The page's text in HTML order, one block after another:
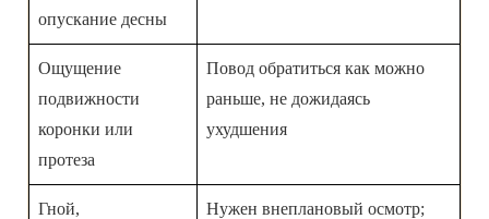
опускание десны
Ощущение
подвижности
коронки или
протеза
Повод обратиться как можно
раньше, не дожидаясь
ухудшения
Гной,
Нужен внеплановый осмотр;